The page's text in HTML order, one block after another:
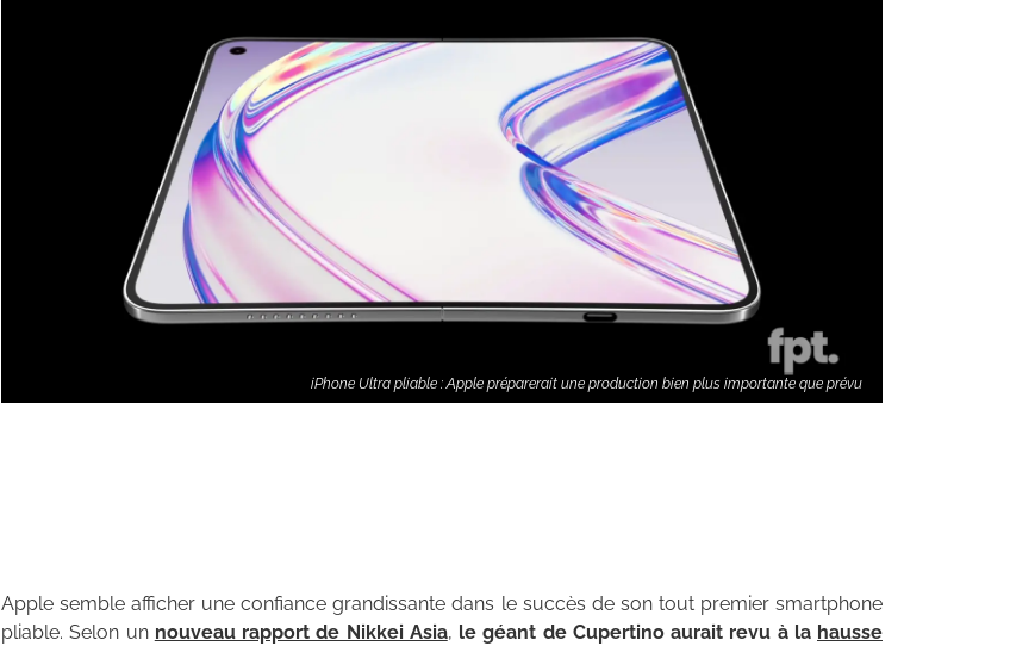
iPhone Ultra pliable : Apple préparerait une production bien plus importante que prévu
Apple semble afficher une confiance grandissante dans le succès de son tout premier smartphone
pliable. Selon un nouveau rapport de Nikkei Asia, le géant de Cupertino aurait revu à la hausse